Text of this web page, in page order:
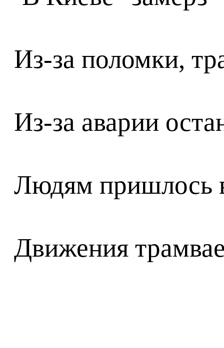
Из-за поломки,
Из-за аварии
Людям пришлось
Движения